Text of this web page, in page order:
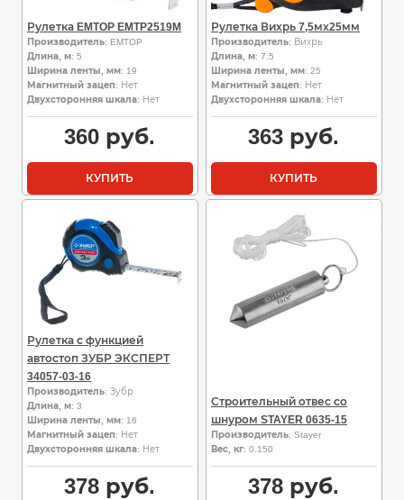
Рулетка EMTOP EMTP2519M
Производитель: EMTOP
Длина, м: 5
Ширина ленты, мм: 19
Магнитный зацеп: Нет
Двухсторонняя шкала: Нет
360 руб.
КУПИТЬ
Рулетка Вихрь 7,5мх25мм
Производитель: Вихрь
Длина, м: 7.5
Ширина ленты, мм: 25
Магнитный зацеп: Нет
Двухсторонняя шкала: Нет
363 руб.
КУПИТЬ
Рулетка с функцией
автостоп ЗУБР ЭКСПЕРТ
34057-03-16
Производитель: Зубр
Длина, м: 3
Ширина ленты, мм: 16
Магнитный зацеп: Нет
Двухсторонняя шкала: Нет
378 руб.
Строительный отвес со
шнуром STAYER 0635-15
Производитель: Stayer
Вес, кг: 0.150
378 руб.